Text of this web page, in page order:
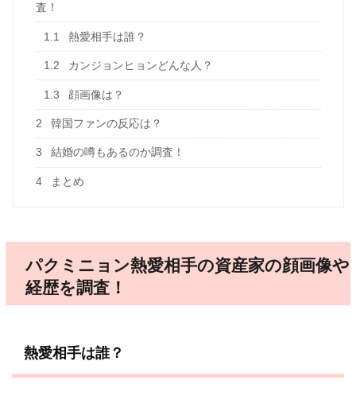
査！
1.1 熱愛相手は誰？
1.2 カンジョンヒョンどんな人？
1.3 顔画像は？
2 韓国ファンの反応は？
3 結婚の噂もあるのか調査！
4 まとめ
パクミニョン熱愛相手の資産家の顔画像や
経歴を調査！
熱愛相手は誰？